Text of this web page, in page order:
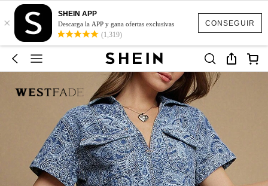
CONSEGUIR
×
SHEIN APP
Descarga la APP y gana ofertas exclusivas
(1,319)